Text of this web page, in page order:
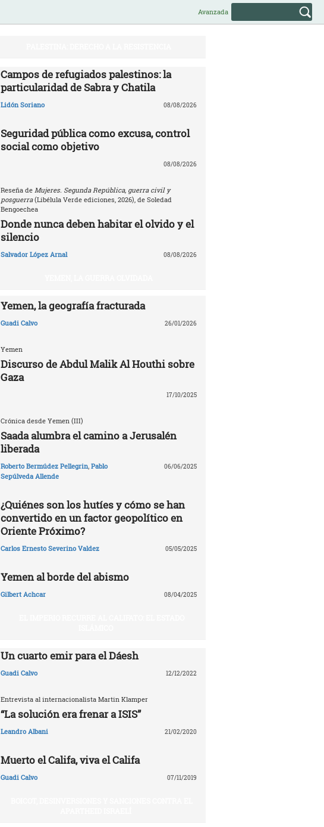
Avanzada
Campos de refugiados palestinos: la
particularidad de Sabra y Chatila
Lidón Soriano 08/08/2026
Seguridad pública como excusa, control
social como objetivo
08/08/2026
Reseña de Mujeres. Segunda República, guerra civil y
posguerra(Libélula Verde ediciones, 2026), de Soledad
Bengoechea
Donde nunca deben habitar el olvido y el
silencio
Salvador López Arnal 08/08/2026
Yemen, la geografía fracturada
Guadi Calvo 26/01/2026
Yemen
Discurso de Abdul Malik Al Houthi sobre
Gaza
17/10/2025
Crónica desde Yemen (III)
Saada alumbra el camino a Jerusalén
liberada
Roberto Bermúdez Pellegrin, Pablo
Sepúlveda Allende
06/06/2025
¿Quiénes son los hutíes y cómo se han
convertido en un factor geopolítico en
Oriente Próximo?
Carlos Ernesto Severino Valdez 05/05/2025
Yemen al borde del abismo
Gilbert Achcar 08/04/2025
Un cuarto emir para el Dáesh
Guadi Calvo 12/12/2022
Entrevista al internacionalista Martin Klamper
“La solución era frenar a ISIS”
Leandro Albani 21/02/2020
Muerto el Califa, viva el Califa
Guadi Calvo 07/11/2019